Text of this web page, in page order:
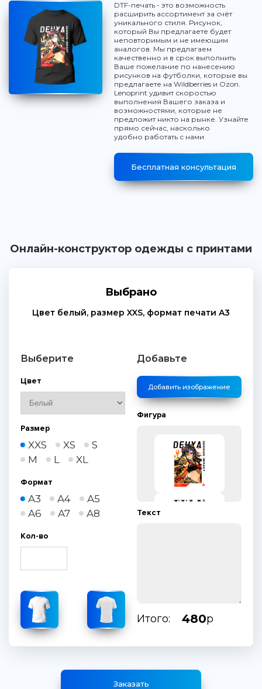
DTF-печать - это возможность
расширить ассортимент за счёт
уникального стиля. Рисунок,
который Вы предлагаете будет
неповторимым и не имеющим
аналогов. Мы предлагаем
качественно и в срок выполнить
Ваше пожелание по нанесению
рисунков на футболки, которые вы
предлагаете на Wildberries и Ozon.
Lenoprint удивит скоростью
выполнения Вашего заказа и
возможностями, которые не
предложит никто на рынке. Узнайте
прямо сейчас, насколько
удобно работать с нами
Бесплатная консультация
Онлайн-конструктор одежды с принтами
Выбрано
Цвет белый, размер XXS, формат печати A3
Выберите
Цвет
Размер
XXS XS
S
M
L XL
Формат
A3 A4
A5
A6
A7 A8
Кол-во
Добавьте
Добавить изображение
Фигура
Текст
Итого: 480р